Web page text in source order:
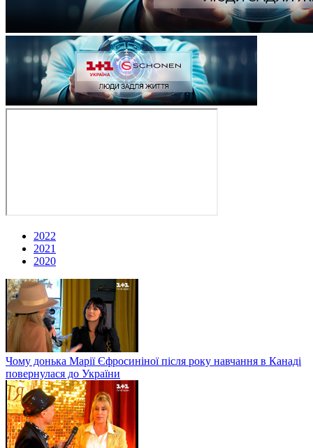
2022
2021
2020
Чому донька Марії Єфросиніної після року навчання в Канаді
повернулася до України